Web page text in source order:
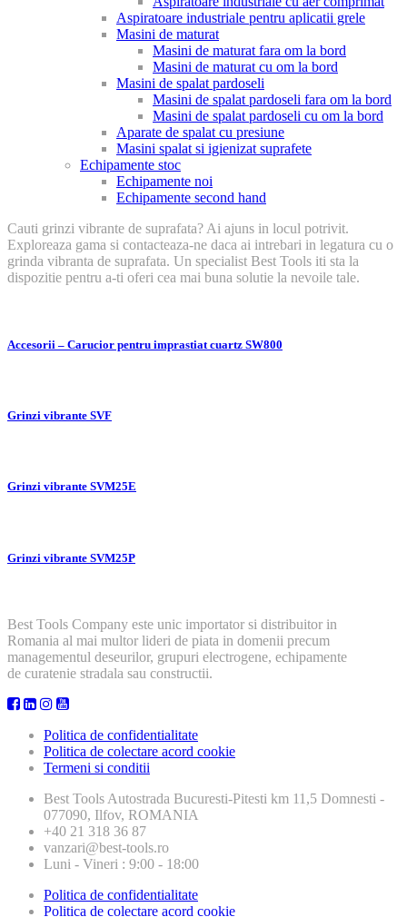
Aspiratoare industriale pentru aplicatii grele
Masini de maturat
Masini de maturat fara om la bord
Masini de maturat cu om la bord
Masini de spalat pardoseli
Masini de spalat pardoseli fara om la bord
Masini de spalat pardoseli cu om la bord
Aparate de spalat cu presiune
Masini spalat si igienizat suprafete
Echipamente stoc
Echipamente noi
Echipamente second hand
Cauti grinzi vibrante de suprafata? Ai ajuns in locul potrivit.
Exploreaza gama si contacteaza-ne daca ai intrebari in legatura cu o
grinda vibranta de suprafata. Un specialist Best Tools iti sta la
dispozitie pentru a-ti oferi cea mai buna solutie la nevoile tale.
Accesorii – Carucior pentru imprastiat cuartz SW800
Grinzi vibrante SVF
Grinzi vibrante SVM25E
Grinzi vibrante SVM25P
Best Tools Company este unic importator si distribuitor in
Romania al mai multor lideri de piata in domenii precum
managementul deseurilor, grupuri electrogene, echipamente
de curatenie stradala sau constructii.
Politica de confidentialitate
Politica de colectare acord cookie
Termeni si conditii
Best Tools Autostrada Bucuresti-Pitesti km 11,5 Domnesti -
077090, Ilfov, ROMANIA
+40 21 318 36 87
vanzari@best-tools.ro
Luni - Vineri : 9:00 - 18:00
Politica de confidentialitate
Politica de colectare acord cookie